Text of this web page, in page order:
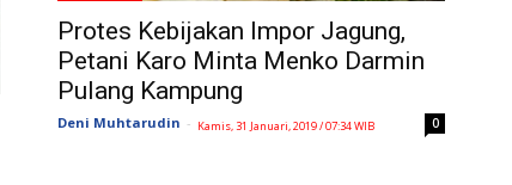
Protes Kebijakan Impor Jagung,
Petani Karo Minta Menko Darmin
Pulang Kampung
Deni Muhtarudin - Kamis, 31 Januari, 2019 / 07:34 WIB 0